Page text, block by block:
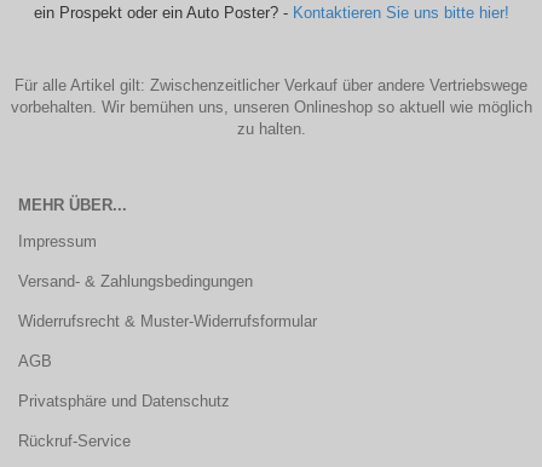
ein Prospekt oder ein Auto Poster? - Kontaktieren Sie uns bitte hier!
Für alle Artikel gilt: Zwischenzeitlicher Verkauf über andere Vertriebswege
vorbehalten. Wir bemühen uns, unseren Onlineshop so aktuell wie möglich
zu halten.
MEHR ÜBER...
Impressum
Versand- & Zahlungsbedingungen
Widerrufsrecht & Muster-Widerrufsformular
AGB
Privatsphäre und Datenschutz
Rückruf-Service